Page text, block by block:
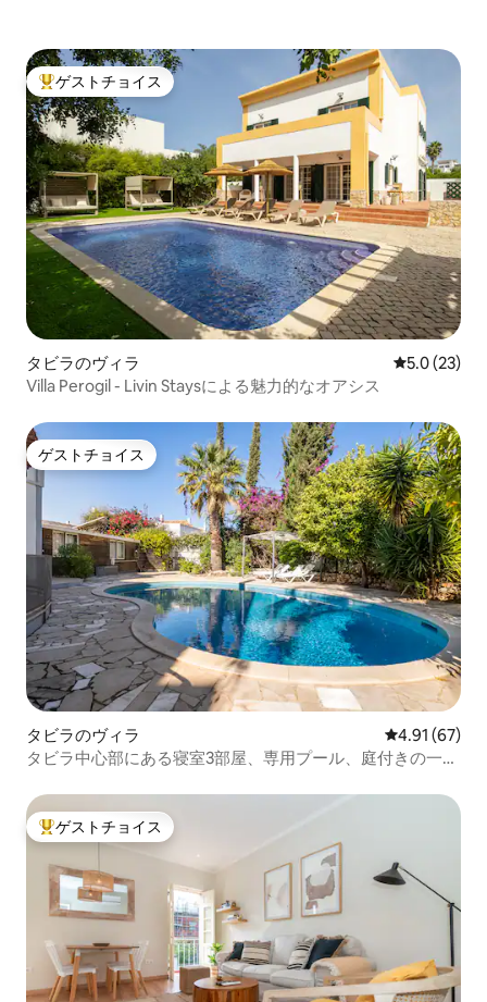
大好評のゲストチョイスです。
ゲストチョイス
タビラのヴィラ レビュー23
5.0 (23)
Villa Perogil - Livin Staysによる魅力的なオアシス
ゲストチョイス
ゲストチョイス
タビラのヴィラ レビュー67
4.91 (67)
タビラ中心部にある寝室3部屋、専用プール、庭付きの一軒
大好評のゲストチョイスです。
ゲストチョイス